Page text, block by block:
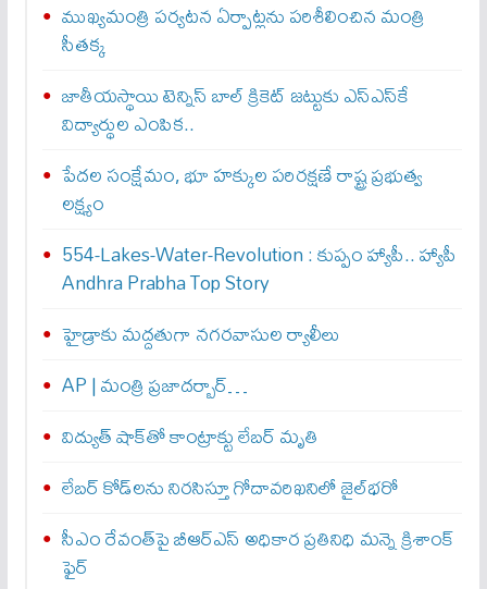
ముఖ్యమంత్రి పర్యటన ఏర్పాట్లను పరిశీలించిన మంత్రి
సీతక్క
జాతీయస్థాయి టెన్నిస్ బాల్ క్రికెట్ జట్టుకు ఎస్‌ఎస్‌కే
విద్యార్థుల ఎంపిక..
పేదల సంక్షేమం, భూ హక్కుల పరిరక్షణే రాష్ట్ర ప్రభుత్వ
లక్ష్యం
554-Lakes-Water-Revolution : కుప్పం హ్యాపీ.. హ్యాపీ
Andhra Prabha Top Story
హైడ్రాకు మద్దతుగా నగరవాసుల ర్యాలీలు
AP | మంత్రి ప్రజాదర్బార్…
విద్యుత్‌ షాక్‌తో కాంట్రాక్టు లేబర్‌ మృతి
లేబర్‌ కోడ్‌లను నిరసిస్తూ గోదావరిఖనిలో జైల్‌భరో
సీఎం రేవంత్‌పై బీఆర్‌ఎస్‌ అధికార ప్రతినిధి మన్నె క్రిశాంక్
ఫైర్‌